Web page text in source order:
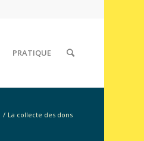
PRATIQUE
/ La collecte des dons